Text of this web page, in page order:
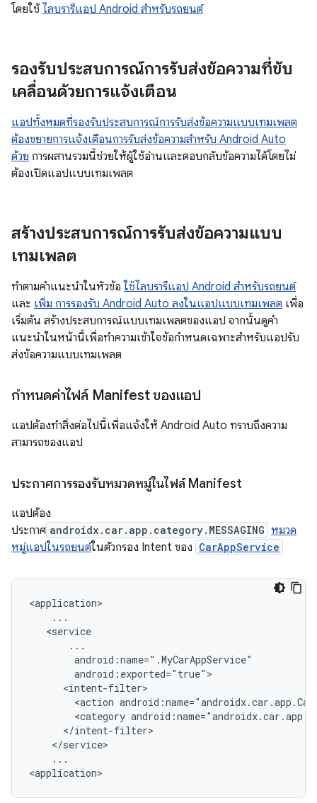
โดยใช้ ไลบรารีแอป Android สำหรับรถยนต์
รองรับประสบการณ์การรับส่งข้อความที่ขับ
เคลื่อนด้วยการแจ้งเตือน
แอปทั้งหมดที่รองรับประสบการณ์การรับส่งข้อความแบบเทมเพลต
ต้องขยายการแจ้งเตือนการรับส่งข้อความสำหรับ Android Auto
ด้วย การผสานรวมนี้ช่วยให้ผู้ใช้อ่านและตอบกลับข้อความได้โดยไม่
ต้องเปิดแอปแบบเทมเพลต
สร้างประสบการณ์การรับส่งข้อความแบบ
เทมเพลต
ทำตามคำแนะนำในหัวข้อ ใช้ไลบรารีแอป Android สำหรับรถยนต์
และ เพิ่ม การรองรับ Android Auto ลงในแอปแบบเทมเพลต เพื่อ
เริ่มต้น สร้างประสบการณ์แบบเทมเพลตของแอป จากนั้นดูคำ
แนะนำในหน้านี้เพื่อทำความเข้าใจข้อกำหนดเฉพาะสำหรับแอปรับ
ส่งข้อความแบบเทมเพลต
กำหนดค่าไฟล์ Manifest ของแอป
แอปต้องทำสิ่งต่อไปนี้เพื่อแจ้งให้ Android Auto ทราบถึงความ
สามารถของแอป
ประกาศการรองรับหมวดหมู่ในไฟล์ Manifest
แอปต้อง
ประกาศ androidx.car.app.category.MESSAGING หมวด
หมู่แอปในรถยนต์ในตัวกรอง Intent ของ CarAppService
<action
<category
...